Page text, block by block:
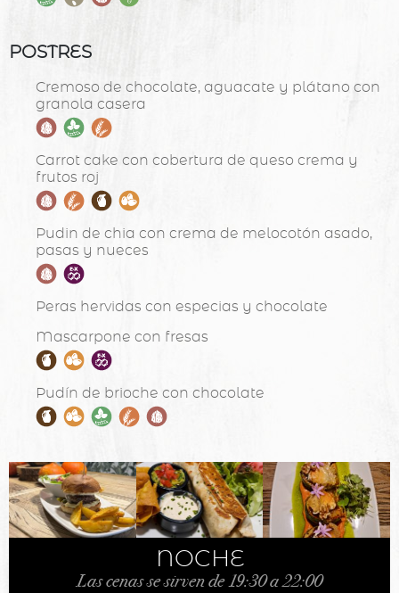
POSTRES
Cremoso de chocolate, aguacate y plátano con
granola casera
Carrot cake con cobertura de queso crema y
frutos roj
Pudin de chia con crema de melocotón asado,
pasas y nueces
Peras hervidas con especias y chocolate
Mascarpone con fresas
Pudín de brioche con chocolate
NOCHE
Las cenas se sirven de 19:30 a 22:00